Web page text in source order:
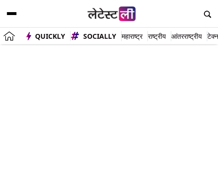
QUICKLY SOCIALLY महाराष्ट्र राष्ट्रीय आंतरराष्ट्रीय